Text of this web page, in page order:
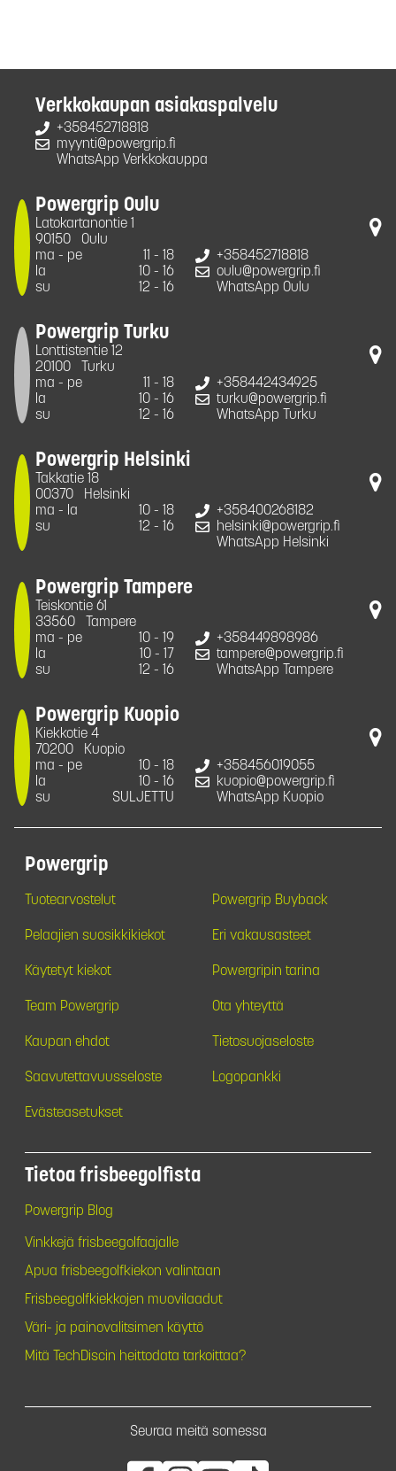
Verkkokaupan asiakaspalvelu
+358452718818
myynti@powergrip.fi
WhatsApp Verkkokauppa
Powergrip Oulu
Latokartanontie 1
90150
Oulu
ma - pe
11 - 18
la
10 - 16
su
12 - 16
+358452718818
oulu@powergrip.fi
WhatsApp Oulu
Powergrip Turku
Lonttistentie 12
20100
Turku
ma - pe
11 - 18
la
10 - 16
su
12 - 16
+358442434925
turku@powergrip.fi
WhatsApp Turku
Powergrip Helsinki
Takkatie 18
00370
Helsinki
ma - la
10 - 18
su
12 - 16
+358400268182
helsinki@powergrip.fi
WhatsApp Helsinki
Powergrip Tampere
Teiskontie 61
33560
Tampere
ma - pe
10 - 19
la
10 - 17
su
12 - 16
+358449898986
tampere@powergrip.fi
WhatsApp Tampere
Powergrip Kuopio
Kiekkotie 4
70200
Kuopio
ma - pe
10 - 18
la
10 - 16
su
SULJETTU
+358456019055
kuopio@powergrip.fi
WhatsApp Kuopio
Powergrip
Tuotearvostelut Powergrip Buyback
Pelaajien suosikkikiekot Eri vakausasteet
Käytetyt kiekot Powergripin tarina
Team Powergrip Ota yhteyttä
Kaupan ehdot Tietosuojaseloste
Saavutettavuusseloste Logopankki
Evästeasetukset
Tietoa frisbeegolfista
Powergrip Blog
Vinkkejä frisbeegolfaajalle
Apua frisbeegolfkiekon valintaan
Frisbeegolfkiekkojen muovilaadut
Väri- ja painovalitsimen käyttö
Mitä TechDiscin heittodata tarkoittaa?
Seuraa meitä somessa